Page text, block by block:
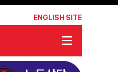
ENGLISH SITE